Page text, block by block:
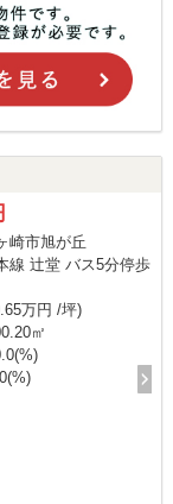
崎市旭が丘
線 辻堂 バス5分停歩
万円 /坪)
㎡